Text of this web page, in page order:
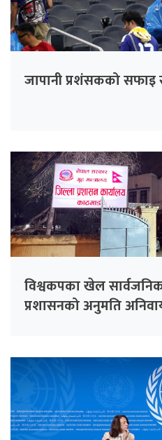
जापानी प्रशंसकको सफाइ
विश्वकपका खेल
प्रशासनको अनुमति